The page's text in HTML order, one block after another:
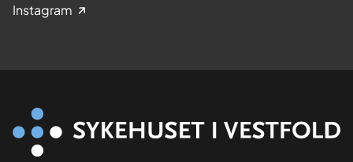
Instagram